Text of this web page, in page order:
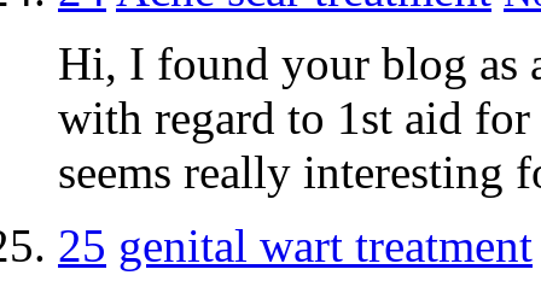
Hi, I found your blog as
with regard to 1st aid for
seems really interesting
25 genital wart treatment